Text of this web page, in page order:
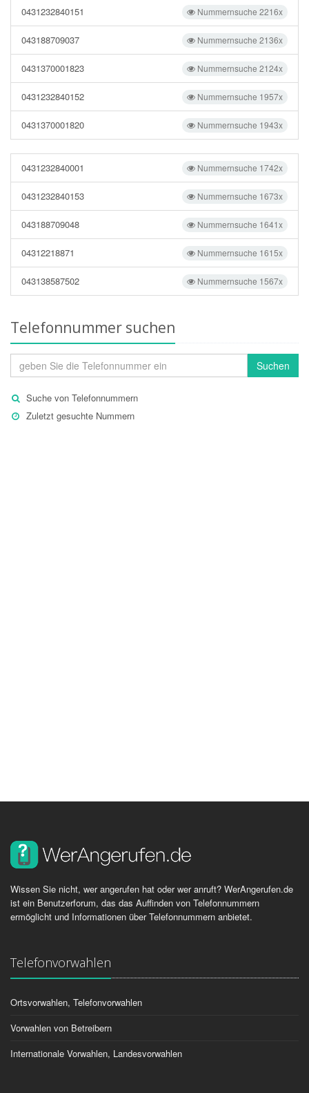
Nummernsuche 2216x
0431232840151
Nummernsuche 2136x
043188709037
Nummernsuche 2124x
0431370001823
Nummernsuche 1957x
0431232840152
Nummernsuche 1943x
0431370001820
Nummernsuche 1742x
0431232840001
Nummernsuche 1673x
0431232840153
Nummernsuche 1641x
043188709048
Nummernsuche 1615x
04312218871
Nummernsuche 1567x
043138587502
Telefonnummer suchen
Suchen
Suche von Telefonnummern
Zuletzt gesuchte Nummern
Wissen Sie nicht, wer angerufen hat oder wer anruft? WerAngerufen.de
ist ein Benutzerforum, das das Auffinden von Telefonnummern
ermöglicht und Informationen über Telefonnummern anbietet.
Telefonvorwahlen
Ortsvorwahlen, Telefonvorwahlen
Vorwahlen von Betreibern
Internationale Vorwahlen, Landesvorwahlen